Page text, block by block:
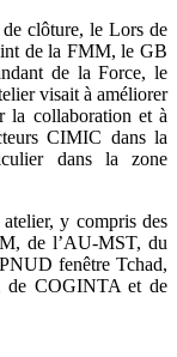
de clôture, le Lors de
de la FMM, le GB
de la Force, le
visait à améliorer
la collaboration et à
CIMIC dans la
dans la zone
y compris des
de l’AU-MST, du
fenêtre Tchad,
de COGINTA et de